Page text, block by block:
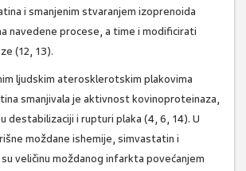
i smanjenim stvaranjem izoprenoida
navedene procese, a time i modificirati
(12, 13).
ljudskim aterosklerotskim plakovima
smanjivala je aktivnost kovinoproteinaza,
destabilizaciji i rupturi plaka (4, 6, 14). U
moždane ishemije, simvastatin i
veličinu moždanog infarkta povećanjem